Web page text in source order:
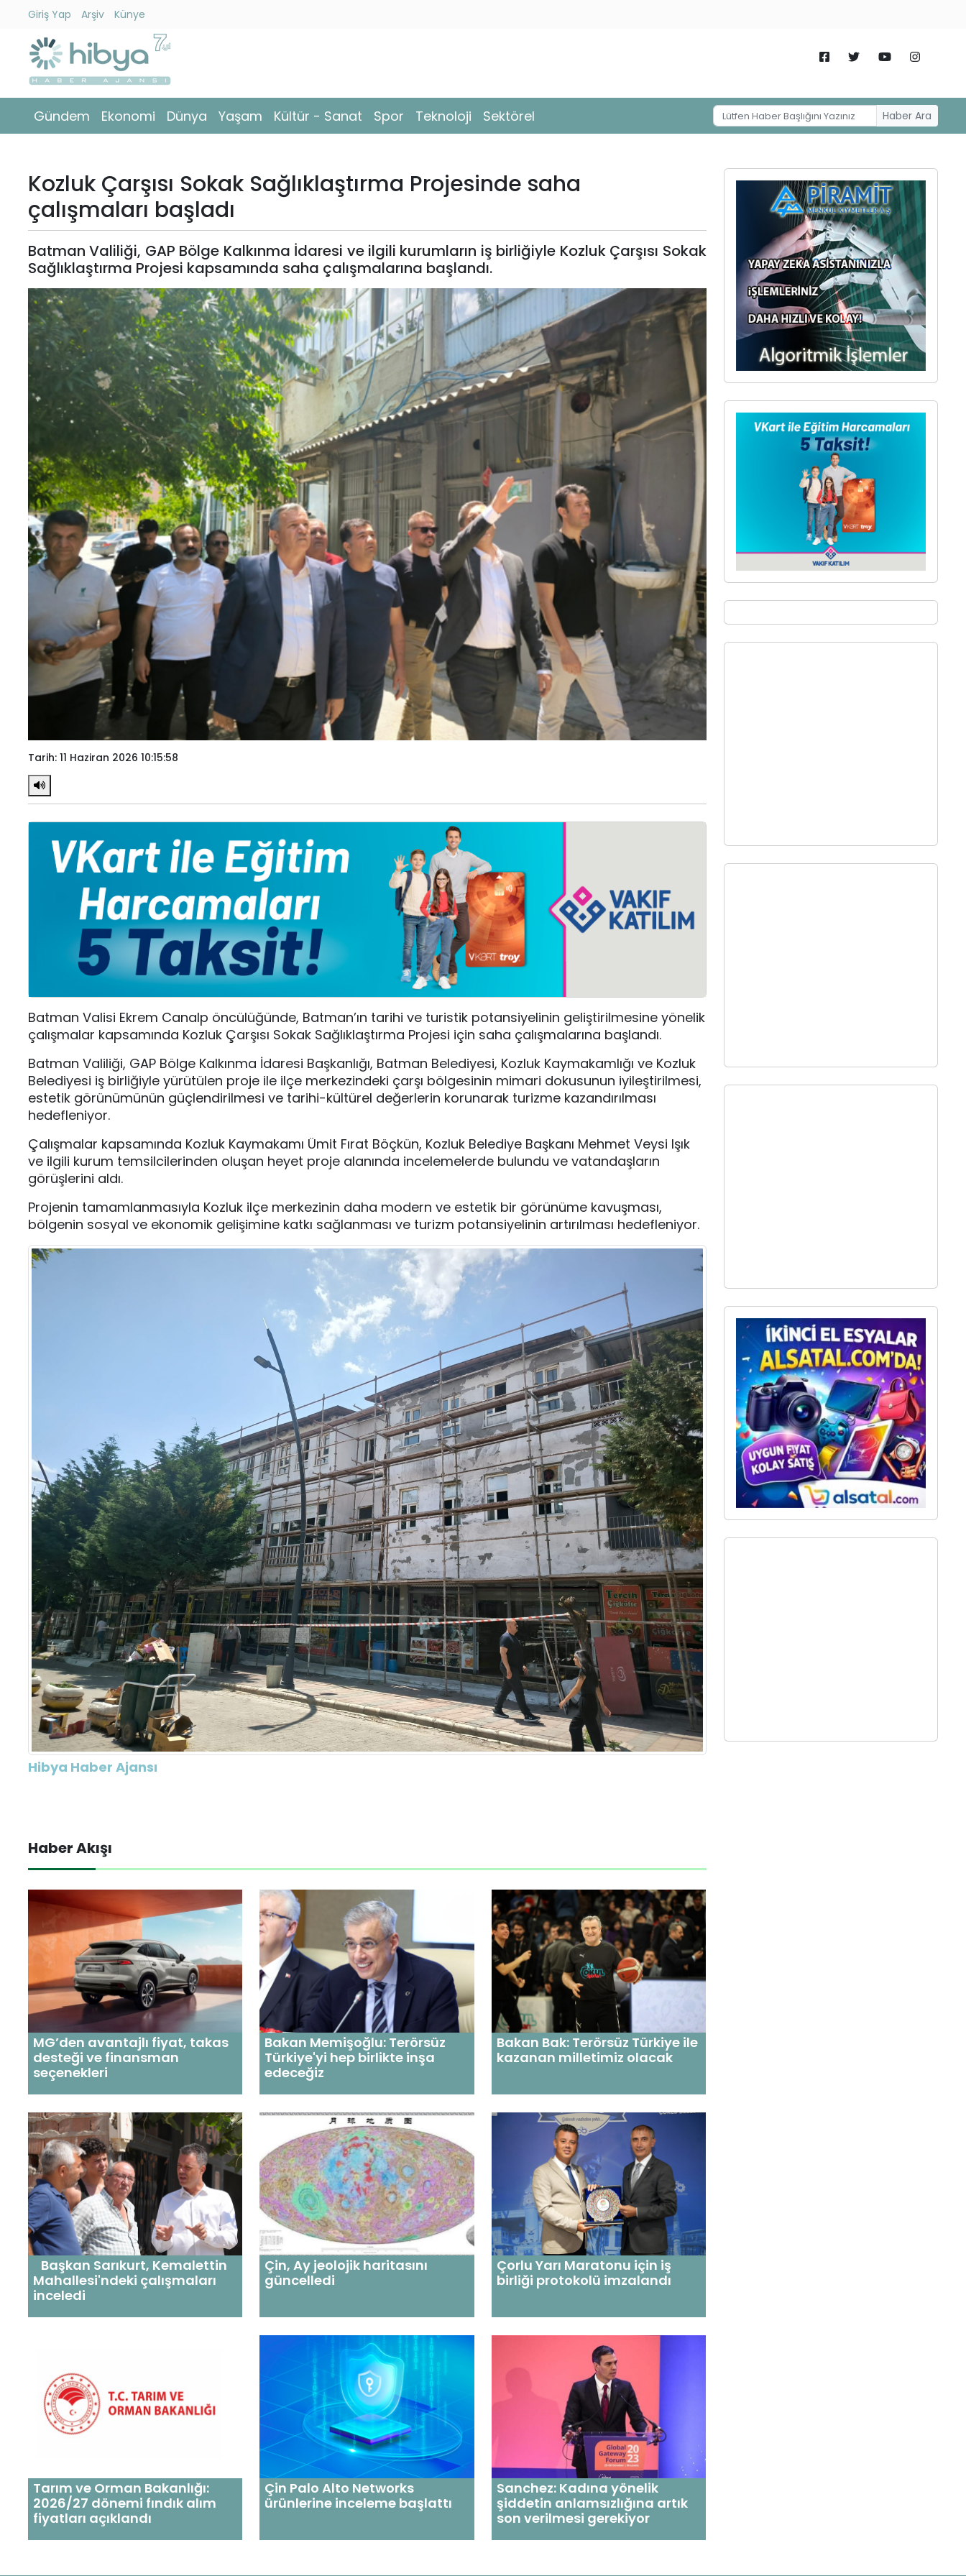
Giriş Yap Arşiv Künye
Gündem Ekonomi Dünya Yaşam Kültür - Sanat Spor Teknoloji Sektörel Haber Ara
Gündem
Ekonomi
Yaşam
Kültür
Sanat
Spor
Teknoloji
Künye
Giriş
Yap
Kozluk Çarşısı Sokak Sağlıklaştırma Projesinde saha
çalışmaları başladı
Batman Valiliği, GAP Bölge Kalkınma İdaresi ve ilgili kurumların iş birliğiyle Kozluk Çarşısı Sokak
Sağlıklaştırma Projesi kapsamında saha çalışmalarına başlandı.
Tarih: 11 Haziran 2026 10:15:58
Batman Valisi Ekrem Canalp öncülüğünde, Batman’ın tarihi ve turistik potansiyelinin geliştirilmesine yönelik
çalışmalar kapsamında Kozluk Çarşısı Sokak Sağlıklaştırma Projesi için saha çalışmalarına başlandı.
Batman Valiliği, GAP Bölge Kalkınma İdaresi Başkanlığı, Batman Belediyesi, Kozluk Kaymakamlığı ve Kozluk
Belediyesi iş birliğiyle yürütülen proje ile ilçe merkezindeki çarşı bölgesinin mimari dokusunun iyileştirilmesi,
estetik görünümünün güçlendirilmesi ve tarihi-kültürel değerlerin korunarak turizme kazandırılması
hedefleniyor.
Çalışmalar kapsamında Kozluk Kaymakamı Ümit Fırat Böçkün, Kozluk Belediye Başkanı Mehmet Veysi Işık
ve ilgili kurum temsilcilerinden oluşan heyet proje alanında incelemelerde bulundu ve vatandaşların
görüşlerini aldı.
Projenin tamamlanmasıyla Kozluk ilçe merkezinin daha modern ve estetik bir görünüme kavuşması,
bölgenin sosyal ve ekonomik gelişimine katkı sağlanması ve turizm potansiyelinin artırılması hedefleniyor.
Hibya Haber Ajansı
Haber Akışı
MG’den avantajlı fiyat, takas
desteği ve finansman
seçenekleri
Bakan Memişoğlu: Terörsüz
Türkiye'yi hep birlikte inşa
edeceğiz
Bakan Bak: Terörsüz Türkiye ile
kazanan milletimiz olacak
Başkan Sarıkurt, Kemalettin
Mahallesi'ndeki çalışmaları
inceledi
Çin, Ay jeolojik haritasını
güncelledi
Çorlu Yarı Maratonu için iş
birliği protokolü imzalandı
Tarım ve Orman Bakanlığı:
2026/27 dönemi fındık alım
fiyatları açıklandı
Çin Palo Alto Networks
ürünlerine inceleme başlattı
Sanchez: Kadına yönelik
şiddetin anlamsızlığına artık
son verilmesi gerekiyor